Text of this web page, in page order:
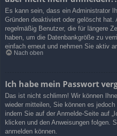
Es kann sein, dass ein Administrator
Gründen deaktiviert oder gelöscht
regelmäßig Benutzer, die für längere
haben, um die Datenbankgröße zu
einfach erneut und nehmen Sie aktiv
Nach oben
Ich habe mein Passwort
Das ist nicht schlimm! Wir können
wieder mitteilen, Sie können es
indem Sie auf der Anmelde-Seite auf
klicken und den Anweisungen folgen.
anmelden können.